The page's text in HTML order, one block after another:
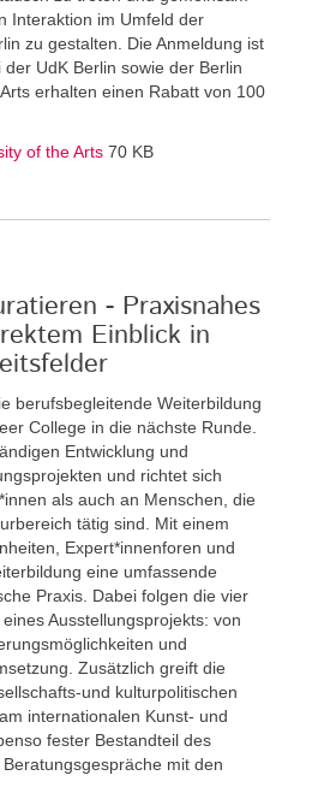
Interaktion im Umfeld der
zu gestalten. Die Anmeldung ist
UdK Berlin sowie der Berlin
erhalten einen Rabatt von 100
of the Arts 70 KB
- Praxisnahes
Einblick in
berufsbegleitende Weiterbildung
College in die nächste Runde.
Entwicklung und
und richtet sich
als auch an Menschen, die
tätig sind. Mit einem
Expert*innenforen und
eine umfassende
Praxis. Dabei folgen die vier
Ausstellungsprojekts: von
und
Zusätzlich greift die
und kulturpolitischen
internationalen Kunst- und
fester Bestandteil des
mit den